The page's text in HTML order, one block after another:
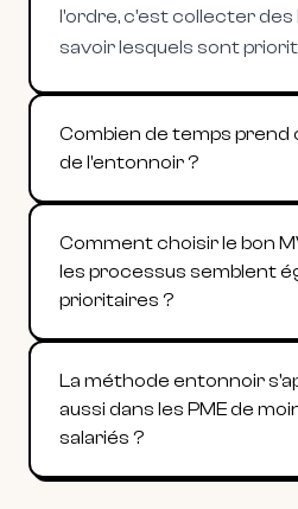
l'ordre, c'est collecter des
savoir lesquels sont
Combien de temps prend
de l'entonnoir ?
Comment choisir le bon
les processus semblent
prioritaires ?
La méthode entonnoir
aussi dans les PME de
salariés ?